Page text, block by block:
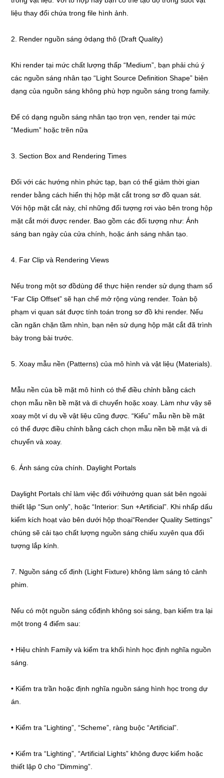
liệu thay đổi chứa trong file hình ảnh.
2. Render nguồn sáng ởdạng thô (Draft Quality)
Khi render tại mức chất lượng thấp “Medium”, bạn phải chú ý
các nguồn sáng nhân tạo “Light Source Definition Shape” biên
dạng của nguồn sáng không phù hợp nguồn sáng trong family.
Để có dạng nguồn sáng nhân tạo trọn vẹn, render tại mức
“Medium” hoặc trẽn nữa
3. Section Box and Rendering Times
Đối với các hướng nhìn phức tạp, bạn có thể giảm thời gian
render bằng cách hiển thị hộp mặt cắt trong sơ đồ quan sát.
Với hộp mặt cắt này, chỉ những đối tượng rơi vào bên trong hộp
mặt cắt mới được render. Bao gồm các đối tượng như: Ánh
sáng ban ngày của cửa chính, hoặc ánh sáng nhân tạo.
4. Far Clip và Rendering Views
Nếu trong một sơ đồdùng để thực hiện render sử dụng tham số
“Far Clip Offset” sẽ hạn chế mở rộng vùng render. Toàn bộ
phạm vi quan sát được tính toán trong sơ đồ khi render. Nếu
cần ngăn chặn tầm nhìn, bạn nên sử dụng hộp mặt cắt đã trình
bày trong bài trước.
5. Xoay mẫu nền (Patterns) của mô hình và vật liệu (Materials).
Mẫu nền của bề mặt mô hình có thể điều chỉnh bằng cách
chọn mẫu nền bề mặt và di chuyển hoặc xoay. Làm như vậy sẽ
xoay một ví dụ về vật liệu cũng được. “Kiểu” mẫu nền bề mặt
có thể được điều chỉnh bằng cách chọn mẫu nền bề mặt và di
chuyển và xoay.
6. Ánh sáng cửa chính. Daylight Portals
Daylight Portals chỉ làm việc đối vớihướng quan sát bên ngoài
thiết lập “Sun only”, hoặc “Interior: Sun +Artificial”. Khi nhấp dấu
kiểm kích hoạt vào bên dưới hộp thoại“Render Quality Settings”
chúng sẽ cải tạo chất lượng nguồn sáng chiếu xuyên qua đối
tượng lắp kính.
7. Nguồn sáng cố định (Light Fixture) không làm sáng tỏ cảnh
phim.
Nếu có một nguồn sáng cốđịnh không soi sáng, bạn kiểm tra lại
một trong 4 điểm sau:
• Hiệu chỉnh Family và kiểm tra khối hình học định nghĩa nguồn
sáng.
• Kiểm tra trần hoặc định nghĩa nguồn sáng hình học trong dự
án.
• Kiểm tra “Lighting”, “Scheme”, ràng buộc “Artificial”.
• Kiểm tra “Lighting”, “Artificial Lights” không được kiểm hoặc
thiết lập 0 cho “Dimming”.